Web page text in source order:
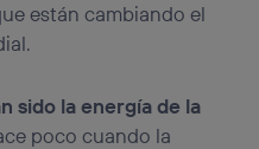
están cambiando el
sido la energía de la
poco cuando la